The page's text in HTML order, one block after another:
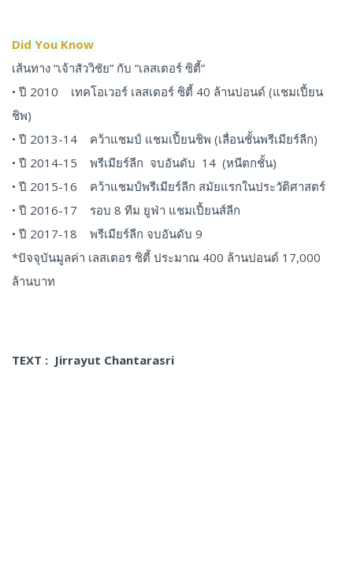
Did You Know
เส้นทาง “เจ้าสัววิชัย” กับ “เลสเตอร์ ซิตี้”
• ปี 2010 เทคโอเวอร์ เลสเตอร์ ซิตี้ 40 ล้านปอนด์ (แชมเปี้ยน
ชิพ)
• ปี 2013-14 คว้าแชมป์ แชมเปี้ยนชิพ (เลื่อนชั้นพรีเมียร์ลีก)
• ปี 2014-15 พรีเมียร์ลีก จบอันดับ 14 (หนีตกชั้น)
• ปี 2015-16 คว้าแชมป์พรีเมียร์ลีก สมัยแรกในประวัติศาสตร์
• ปี 2016-17 รอบ 8 ทีม ยูฟ่า แชมเปี้ยนส์ลีก
• ปี 2017-18 พรีเมียร์ลีก จบอันดับ 9
*ปัจจุบันมูลค่า เลสเตอร ซิตี้ ประมาณ 400 ล้านปอนด์ 17,000
ล้านบาท
TEXT : Jirrayut Chantarasri